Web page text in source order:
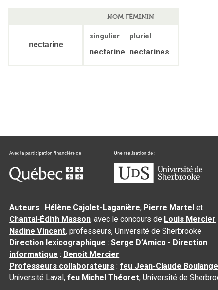
NOM FÉMININ
nectarine
singulier pluriel
nectarine nectarines
Auteurs : Hélène Cajolet-Laganière, Pierre Martel et
Chantal‑Édith Masson, avec le concours de Louis Mercier
Nadine Vincent, professeurs, Université de Sherbrooke
Direction lexicographique :Serge D’Amico - Direction
informatique : Benoit Mercier
Professeurs collaborateurs :feu Jean-Claude
Université Laval,feu Michel Théoret, Université de